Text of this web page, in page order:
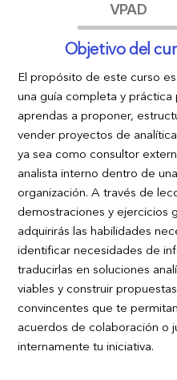
VPAD
Objetivo del
El propósito de este curso
una guía completa y práctica
aprendas a proponer,
vender proyectos de
ya sea como consultor
analista interno dentro de una
organización. A través de
demostraciones y ejercicios
adquirirás las habilidades
identificar necesidades de
traducirlas en soluciones
viables y construir
convincentes que te
acuerdos de colaboración o
internamente tu iniciativa.